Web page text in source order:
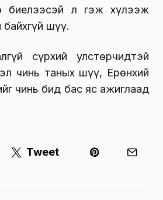
биелээсэй л гэж хүлээж
байхгүй шүү.
сүрхий улстөрчидтэй
чинь таных шүү, Ерөнхий
чинь бид бас яс ажиглаад
Tweet